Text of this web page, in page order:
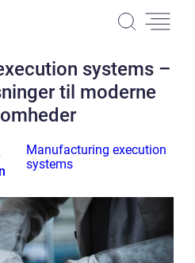
systems –
til moderne
Manufacturing execution
systems